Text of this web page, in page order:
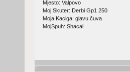
Mjesto: Valpovo
Moj Skuter: Derbi Gp1 250
Moja Kaciga: glavu čuva
MojSpuh: Shacal